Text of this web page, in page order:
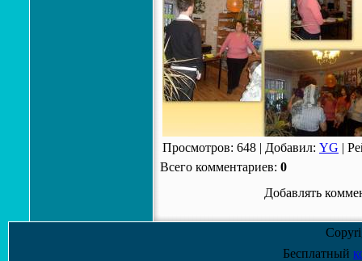
Просмотров: 648 | Добавил: YG |
Всего комментариев: 0
Добавлять
Бесплатный